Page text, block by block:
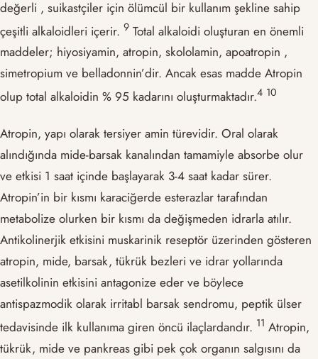
değerli , suikastçiler için ölümcül bir kullanım şekline sahip
çeşitli alkaloidleri içerir. ​9​ Total alkaloidi oluşturan en önemli
maddeler; hiyosiyamin, atropin, skololamin, apoatropin ,
simetropium ve belladonnin’dir. Ancak esas madde Atropin
olup total alkaloidin % 95 kadarını oluşturmaktadır.​4​ ​10​
Atropin, yapı olarak tersiyer amin türevidir. Oral olarak
alındığında mide-barsak kanalından tamamiyle absorbe olur
ve etkisi 1 saat içinde başlayarak 3-4 saat kadar sürer.
Atropin’in bir kısmı karaciğerde esterazlar tarafından
metabolize olurken bir kısmı da değişmeden idrarla atılır.
Antikolinerjik etkisini muskarinik reseptör üzerinden gösteren
atropin, mide, barsak, tükrük bezleri ve idrar yollarında
asetilkolinin etkisini antagonize eder ve böylece
antispazmodik olarak irritabl barsak sendromu, peptik ülser
tedavisinde ilk kullanıma giren öncü ilaçlardandır. ​11​ Atropin,
tükrük, mide ve pankreas gibi pek çok organın salgısını da